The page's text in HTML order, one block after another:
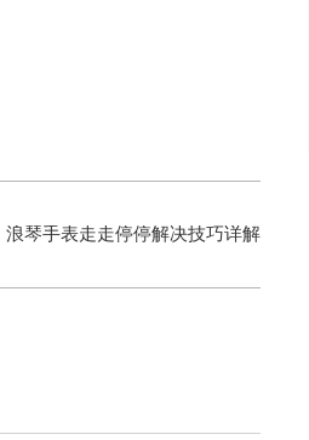
浪琴手表走走停停解决技巧详解